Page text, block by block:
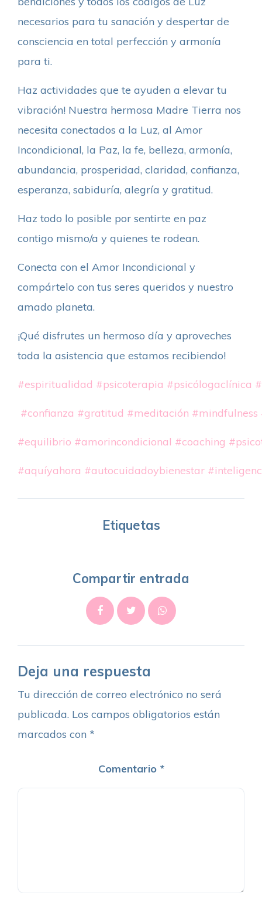
necesarios para tu sanación y despertar de
consciencia en total perfección y armonía
para ti.
Haz actividades que te ayuden a elevar tu
vibración! Nuestra hermosa Madre Tierra nos
necesita conectados a la Luz, al Amor
Incondicional, la Paz, la fe, belleza, armonía,
abundancia, prosperidad, claridad, confianza,
esperanza, sabiduría, alegría y gratitud.
Haz todo lo posible por sentirte en paz
contigo mismo/a y quienes te rodean.
Conecta con el Amor Incondicional y
compártelo con tus seres queridos y nuestro
amado planeta.
¡Qué disfrutes un hermoso día y aproveches
toda la asistencia que estamos recibiendo!
#espiritualidad #psicoterapia #psicólogaclínica
#confianza #gratitud #meditación #mindfulness
#equilibrio #amorincondicional #coaching
#aquíyahora #autocuidadoybienestar
Etiquetas
Compartir entrada
Deja una respuesta
Tu dirección de correo electrónico no será
publicada. Los campos obligatorios están
marcados con *
Comentario *